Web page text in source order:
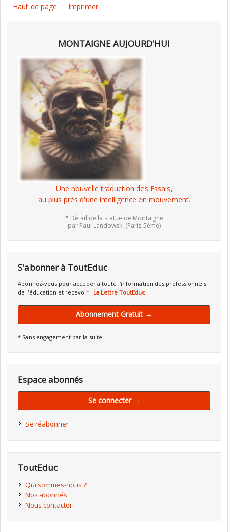
Haut de page Imprimer
MONTAIGNE AUJOURD'HUI
Une nouvelle traduction des Essais,
au plus près d'une intelligence en mouvement.
* Détail de la statue de Montaigne
par Paul Landowski (Paris 5ème)
S'abonner à ToutEduc
Abonnez-vous pour accéder à toute l'information des professionnels
de l'éducation et recevoir : La Lettre ToutEduc
Abonnement Gratuit →
* Sans engagement par la suite.
Espace abonnés
Se connecter →
Se réabonner
ToutEduc
Qui sommes-nous ?
Nos abonnés
Nous contacter